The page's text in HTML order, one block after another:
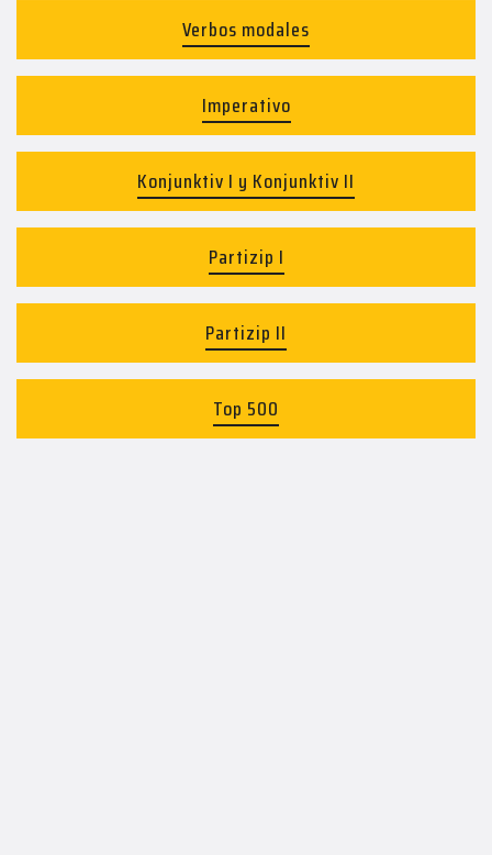
Verbos modales
Imperativo
Konjunktiv I y Konjunktiv II
Partizip I
Partizip II
Top 500